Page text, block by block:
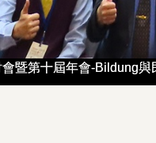
暨第十屆年會-Bildung與
暨第十屆年會-Bildung與